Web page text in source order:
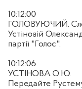
10:12:00
ГОЛОВУЮЧИЙ.
Устіновій
партії "Голос".
10:12:06
УСТІНОВА О.Ю.
Передайте